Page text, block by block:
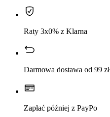
Raty 3x0% z Klarna
Darmowa dostawa od 99 zł
Zapłać później z PayPo